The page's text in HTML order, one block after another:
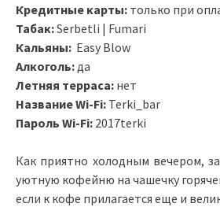
Кредитные карты: только при
Табак:Serbetli | Fumari
Кальяны: Easy Blow
Алкоголь: да
Летняя терраса: нет
Название Wi-Fi: Terki_bar
Пароль Wi-Fi: 2017terki
Как приятно холодным вечером,
уютную кофейню на чашечку
если к кофе прилагается еще и